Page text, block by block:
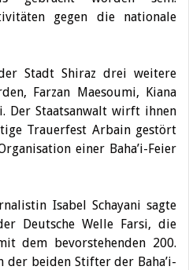
gegen die nationale
Stadt Shiraz drei weitere
Farzan Maesoumi, Kiana
Der Staatsanwalt wirft ihnen
Trauerfest Arbain gestört
einer Baha’i-Feier
Isabel Schayani sagte
Deutsche Welle Farsi, die
dem bevorstehenden 200.
der beiden Stifter der Baha’i-